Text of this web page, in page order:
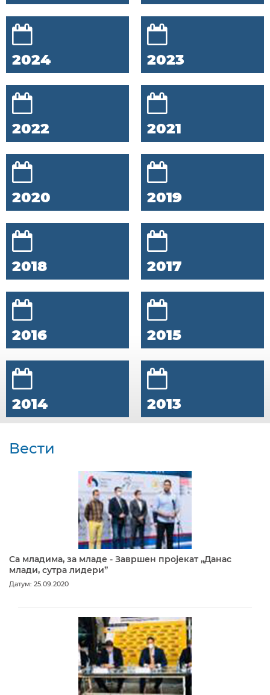
2024 2023
2022 2021
2020 2019
2018 2017
2016 2015
2014 2013
Вести
Са младима, за младе - Завршен пројекат „Данас
млади, сутра лидери”
Датум: 25.09.2020